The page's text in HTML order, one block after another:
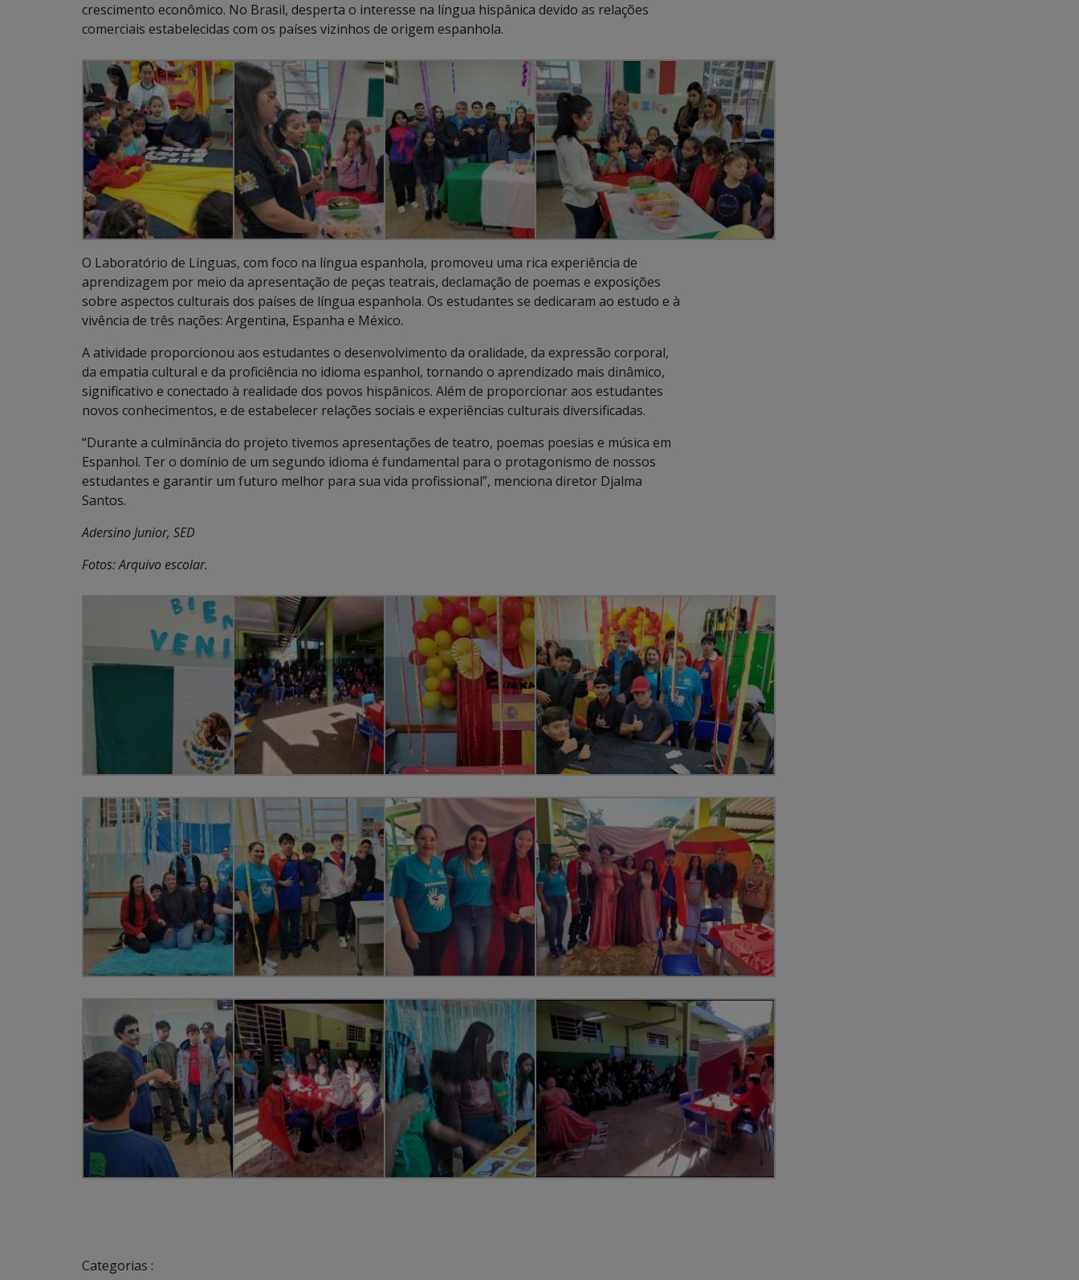
crescimento econômico. No Brasil, desperta o interesse na língua hispânica devido as relações
comerciais estabelecidas com os países vizinhos de origem espanhola.
O Laboratório de Línguas, com foco na língua espanhola, promoveu uma rica experiência de
aprendizagem por meio da apresentação de peças teatrais, declamação de poemas e exposições
sobre aspectos culturais dos países de língua espanhola. Os estudantes se dedicaram ao estudo e à
vivência de três nações: Argentina, Espanha e México.
A atividade proporcionou aos estudantes o desenvolvimento da oralidade, da expressão corporal,
da empatia cultural e da proficiência no idioma espanhol, tornando o aprendizado mais dinâmico,
significativo e conectado à realidade dos povos hispânicos. Além de proporcionar aos estudantes
novos conhecimentos, e de estabelecer relações sociais e experiências culturais diversificadas.
“Durante a culminância do projeto tivemos apresentações de teatro, poemas poesias e música em
Espanhol. Ter o domínio de um segundo idioma é fundamental para o protagonismo de nossos
estudantes e garantir um futuro melhor para sua vida profissional”, menciona diretor Djalma
Santos.
Adersino Junior, SED
Fotos: Arquivo escolar.
Categorias :